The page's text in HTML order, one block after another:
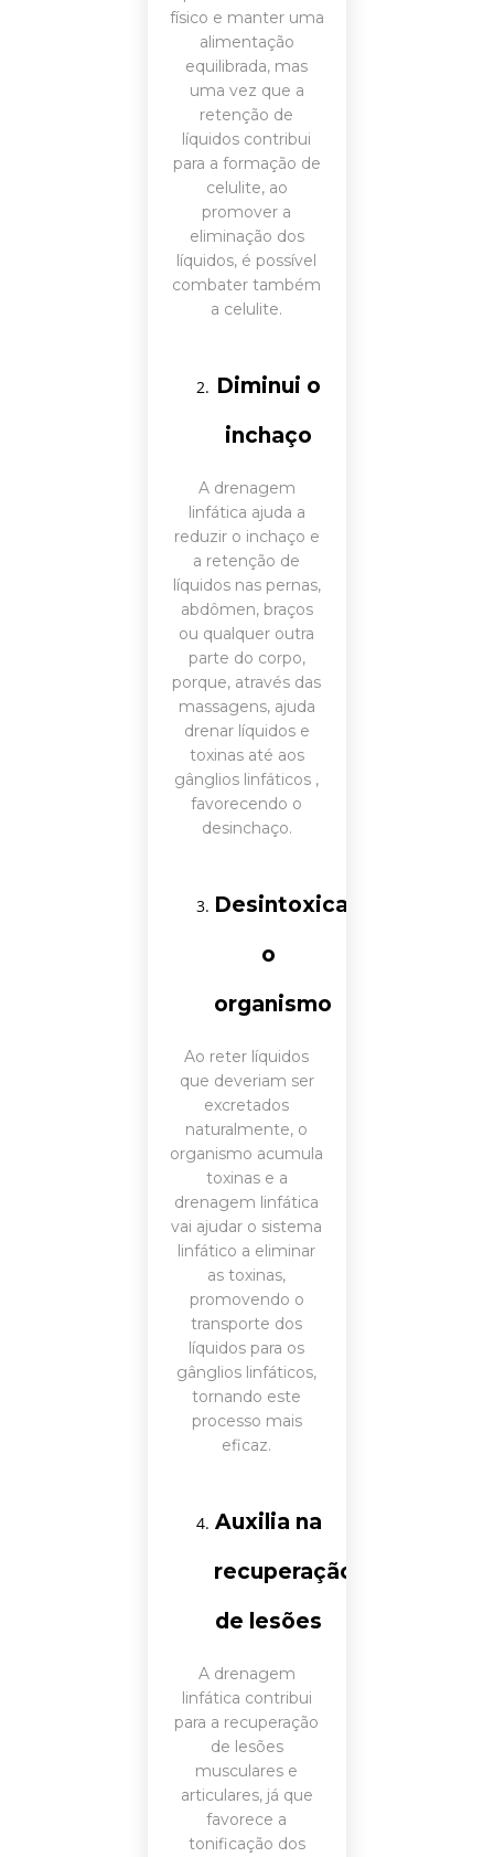
físico e manter uma
alimentação
equilibrada, mas
uma vez que a
retenção de
líquidos contribui
para a formação de
celulite, ao
promover a
eliminação dos
líquidos, é possível
combater também
a celulite.
Diminui o
inchaço
A drenagem
linfática ajuda a
reduzir o inchaço e
a retenção de
líquidos nas pernas,
abdômen, braços
ou qualquer outra
parte do corpo,
porque, através das
massagens, ajuda
drenar líquidos e
toxinas até aos
gânglios linfáticos ,
favorecendo o
desinchaço.
Desintoxica
o
organismo
Ao reter líquidos
que deveriam ser
excretados
naturalmente, o
organismo acumula
toxinas e a
drenagem linfática
vai ajudar o sistema
linfático a eliminar
as toxinas,
promovendo o
transporte dos
líquidos para os
gânglios linfáticos,
tornando este
processo mais
eficaz.
Auxilia na
recuperação
de lesões
A drenagem
linfática contribui
para a recuperação
de lesões
musculares e
articulares, já que
favorece a
tonificação dos